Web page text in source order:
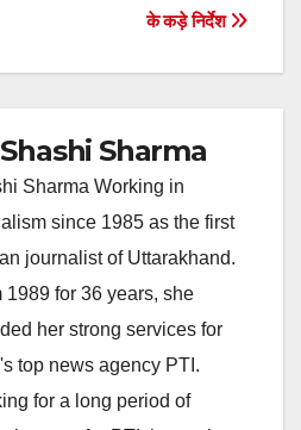
के कड़े निर्देश
Shashi Sharma
Sharma Working in
since 1985 as the first
journalist of Uttarakhand.
1989 for 36 years, she
her strong services for
top news agency PTI.
for a long period of